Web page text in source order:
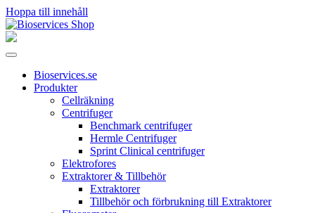
Hoppa till innehåll
Huvudnavigering
Bioservices.se
Produkter
Cellräkning
Centrifuger
Benchmark centrifuger
Hermle Centrifuger
Sprint Clinical centrifuger
Elektrofores
Extraktorer & Tillbehör
Extraktorer
Tillbehör och förbrukning till Extraktorer